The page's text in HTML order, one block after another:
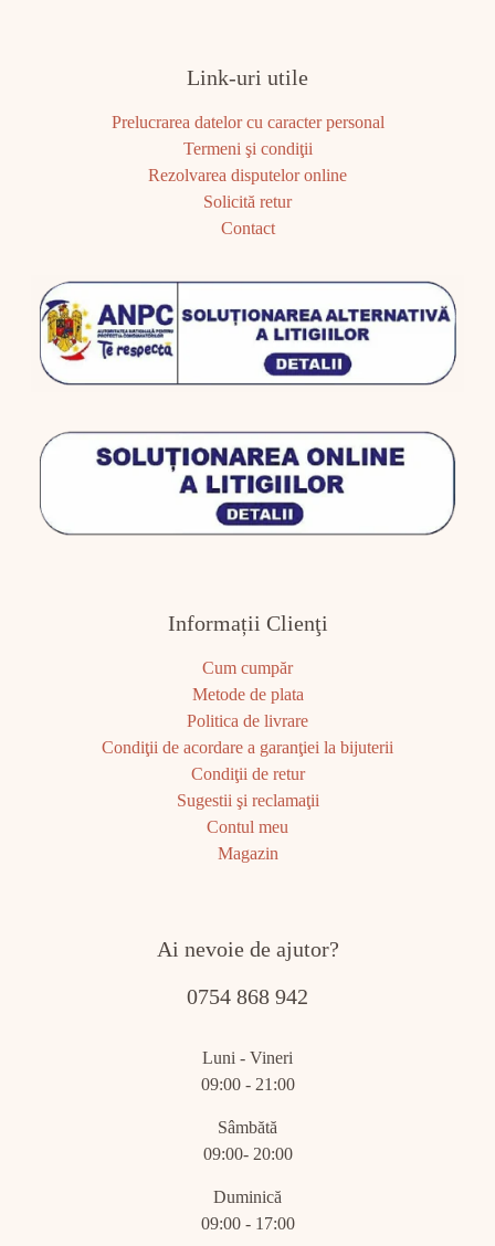
Link-uri utile
Prelucrarea datelor cu caracter personal
Termeni şi condiţii
Rezolvarea disputelor online
Solicită retur
Contact
Informații Clienţi
Cum cumpăr
Metode de plata
Politica de livrare
Condiţii de acordare a garanţiei la bijuterii
Condiţii de retur
Sugestii şi reclamaţii
Contul meu
Magazin
Ai nevoie de ajutor?
0754 868 942
Luni - Vineri
09:00 - 21:00
Sâmbătă
09:00- 20:00
Duminică
09:00 - 17:00